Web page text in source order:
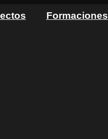
Formaciones